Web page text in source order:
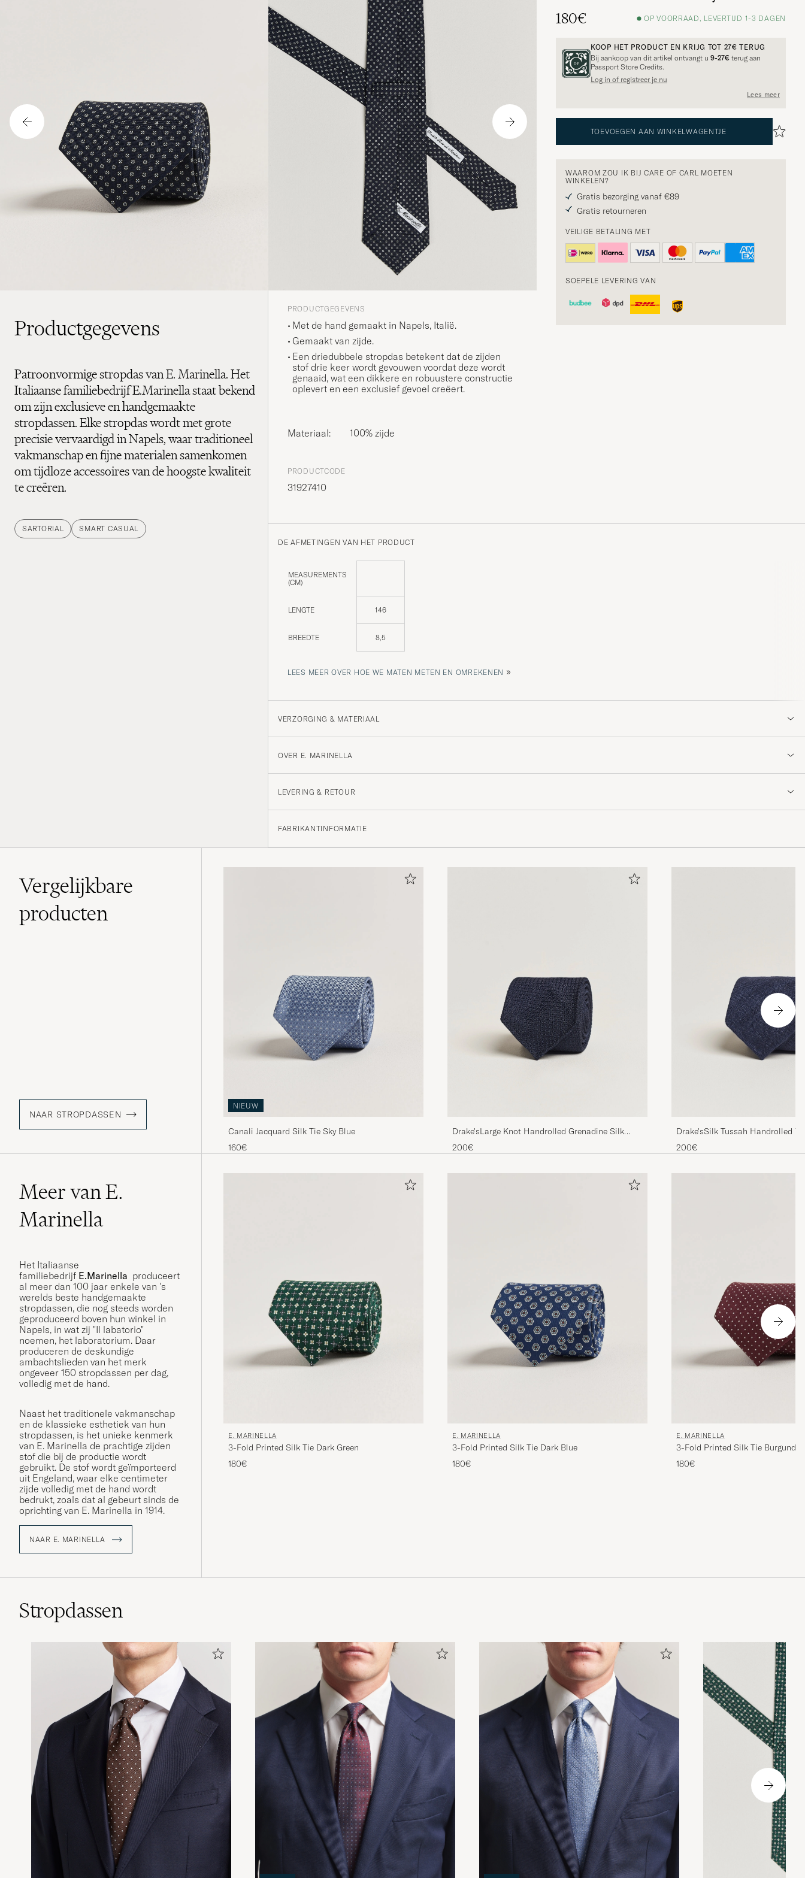
180€
OP VOORRAAD, LEVERTIJD 1-3 DAGEN
KOOP HET PRODUCT EN KRIJG TOT 27€ TERUG
Bij aankoop van dit artikel ontvangt u 9-27€ terug aan
Passport Store Credits.
Log in of registreer je nu
Lees meer
TOEVOEGEN AAN WINKELWAGENTJE
WAAROM ZOU IK BIJ CARE OF CARL MOETEN
WINKELEN?
Gratis bezorging vanaf €89
Gratis retourneren
VEILIGE BETALING MET
SOEPELE LEVERING VAN
Productgegevens
Patroonvormige stropdas van E. Marinella. Het
Italiaanse familiebedrijf E.Marinella staat bekend
om zijn exclusieve en handgemaakte
stropdassen. Elke stropdas wordt met grote
precisie vervaardigd in Napels, waar traditioneel
vakmanschap en fijne materialen samenkomen
om tijdloze accessoires van de hoogste kwaliteit
te creëren.
SARTORIAL SMART CASUAL
PRODUCTGEGEVENS
Met de hand gemaakt in Napels, Italië.
Gemaakt van zijde.
Een driedubbele stropdas betekent dat de zijden
stof drie keer wordt gevouwen voordat deze wordt
genaaid, wat een dikkere en robuustere constructie
oplevert en een exclusief gevoel creëert.
Materiaal: 100% zijde
PRODUCTCODE
31927410
DE AFMETINGEN VAN HET PRODUCT
MEASUREMENTS
(CM)
LENGTE 146
BREEDTE 8,5
LEES MEER OVER HOE WE MATEN METEN EN OMREKENEN »
VERZORGING & MATERIAAL
OVER E. MARINELLA
LEVERING & RETOUR
FABRIKANTINFORMATIE
Vergelijkbare
producten
NAAR STROPDASSEN
NIEUW
Canali Jacquard Silk Tie Sky Blue
160€
Drake'sLarge Knot Handrolled Grenadine Silk
TieNavy
200€
Drake'sSilk Tussah Handrolled
200€
Meer van E.
Marinella
Het Italiaanse
familiebedrijf E.Marinella produceert
al meer dan 100 jaar enkele van 's
werelds beste handgemaakte
stropdassen, die nog steeds worden
geproduceerd boven hun winkel in
Napels, in wat zij "Il labatorio"
noemen, het laboratorium. Daar
produceren de deskundige
ambachtslieden van het merk
ongeveer 150 stropdassen per dag,
volledig met de hand.
Naast het traditionele vakmanschap
en de klassieke esthetiek van hun
stropdassen, is het unieke kenmerk
van E. Marinella de prachtige zijden
stof die bij de productie wordt
gebruikt. De stof wordt geïmporteerd
uit Engeland, waar elke centimeter
zijde volledig met de hand wordt
bedrukt, zoals dat al gebeurt sinds de
oprichting van E. Marinella in 1914.
NAAR E. MARINELLA
E. MARINELLA
3-Fold Printed Silk Tie Dark Green
180€
E. MARINELLA
3-Fold Printed Silk Tie Dark Blue
180€
E. MARINELLA
3-Fold Printed Silk Tie Burgundy
180€
Stropdassen